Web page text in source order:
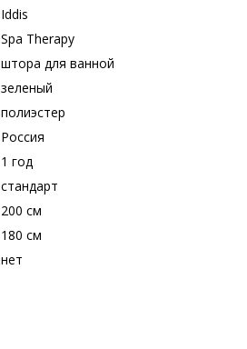
Iddis
Spa Therapy
штора для ванной
зеленый
полиэстер
Россия
1 год
стандарт
200 см
180 см
нет